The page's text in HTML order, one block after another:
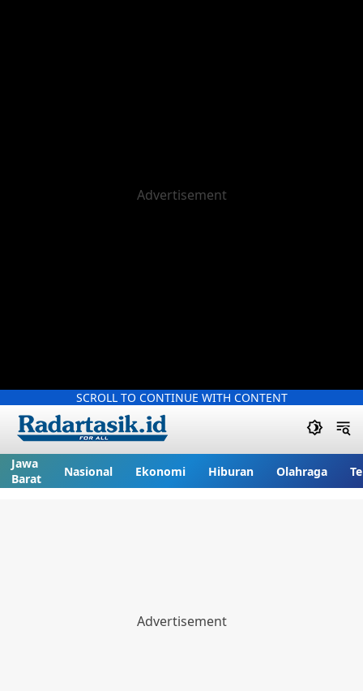
SCROLL TO CONTINUE WITH CONTENT
Jawa
Barat
Nasional Ekonomi Hiburan Olahraga